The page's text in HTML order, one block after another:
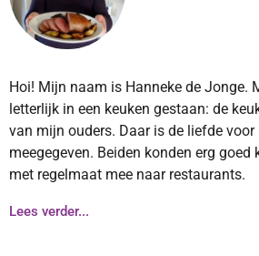
Hoi! Mijn naam is Hanneke de Jonge.
letterlijk in een keuken gestaan: de
van mijn ouders. Daar is de liefde
meegegeven. Beiden konden erg goed
met regelmaat mee naar restaurants.
Lees verder...